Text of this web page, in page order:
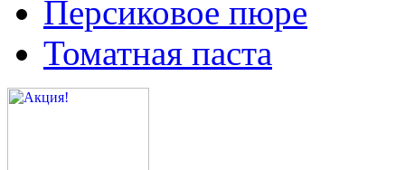
Персиковое пюре
Томатная паста